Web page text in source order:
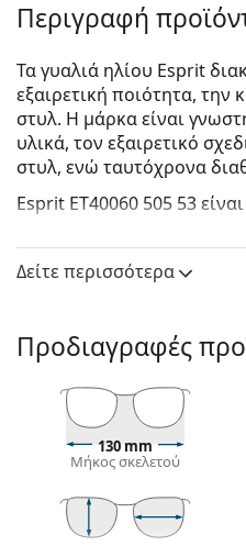
Περιγραφή
Τα γυαλιά ηλίου Esprit
εξαιρετική ποιότητα, την
στυλ. Η μάρκα είναι
υλικά, τον εξαιρετικό
στυλ, ενώ ταυτόχρονα
Esprit ET40060 505 53
Το γκρι χρώμα του
Οι τετράγωνοι σκελετοί
ή τριγωνικό σχήμα
Ο σκελετός των γυαλιών
κατασκευασμένος από
το υλικό αποτελείται
ανανεώσιμους
μείωση των εκπομπών
Δείτε περισσότερα
Προδιαγραφές
130 mm
Μήκος σκελετού